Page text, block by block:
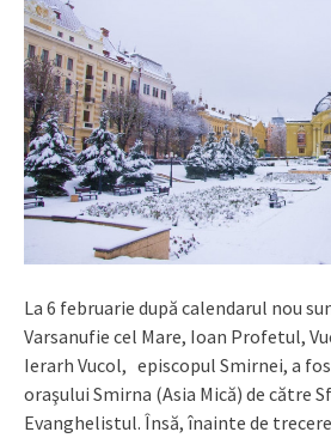
La 6 februarie după calendarul nou
Varsanufie cel Mare, Ioan Profetul,
Ierarh Vucol, episcopul Smirnei, a
oraşului Smirna (Asia Mică) de către
Evanghelistul. Însă, înainte de